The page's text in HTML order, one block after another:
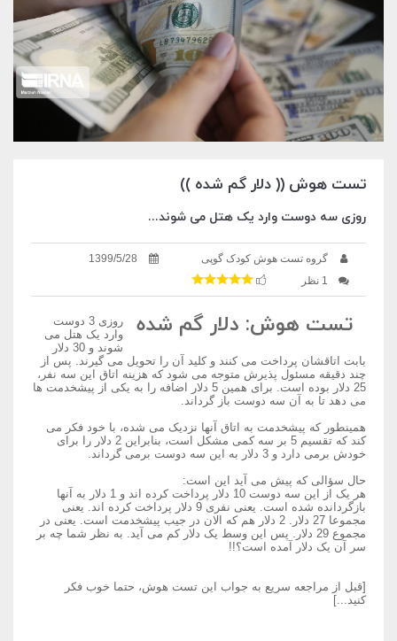
تست هوش (( دلار گم شده ))
روزی سه دوست وارد یک هتل می شوند...
گروه تست هوش کودک گوپی
1399/5/28
1 نظر
تست هوش: دلار گم شده
روزی 3 دوست
وارد یک هتل می
شوند و 30 دلار
بابت اتاقشان پرداخت می کنند و کلید آن را تحویل می گیرند. پس از
چند دقیقه مسئول پذیرش متوجه می شود که هزینه اتاق این سه نفر،
25 دلار بوده است. برای همین 5 دلار اضافه را به یکی از پیشخدمت ها
می دهد تا به آن سه دوست باز گرداند.
همینطور که پیشخدمت به اتاق آنها نزدیک می شده، با خود فکر می
کند که تقسیم 5 بر سه کمی مشکل است، بنابراین 2 دلار را برای
خودش برمی دارد و 3 دلار به این سه دوست برمی گرداند.
حال سؤالی که پیش می آید این است:
هر یک از این سه دوست 10 دلار پرداخت کرده اند و 1 دلار به آنها
بازگردانده شده است. یعنی نفری 9 دلار پرداخت کرده اند. یعنی
مجموعا 27 دلار. 2 دلار هم که الان در جیب پیشخدمت است. یعنی در
مجموع 29 دلار. پس این وسط یک دلار کم می آید. به نظر شما چه بر
سر آن یک دلار آمده است؟!!
[قبل از مراجعه سریع به جواب این تست هوش، حتما خوب فکر
کنید...]